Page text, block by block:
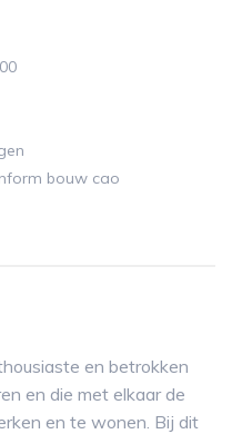
bouw cao
en betrokken
en die met elkaar de
en te wonen. Bij dit